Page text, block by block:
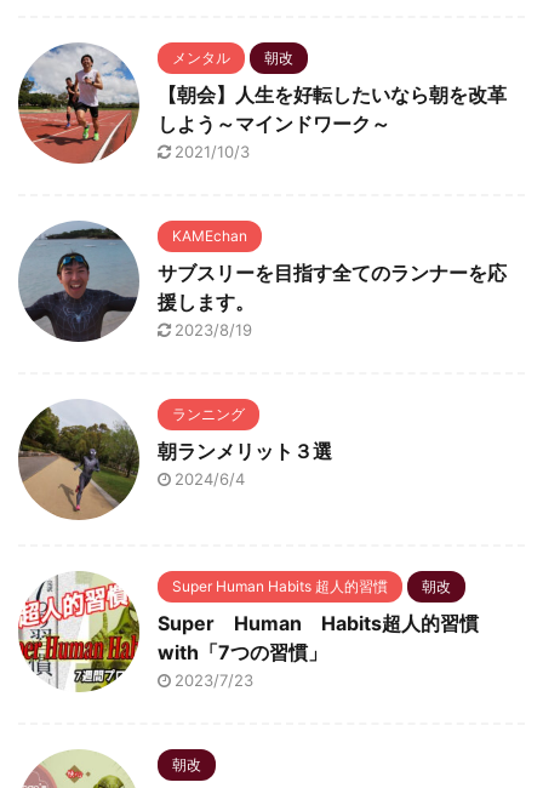
メンタル 朝改
【朝会】人生を好転したいなら朝を改革
しよう～マインドワーク～
2021/10/3
KAMEchan
サブスリーを目指す全てのランナーを応
援します。
2023/8/19
ランニング
朝ランメリット３選
2024/6/4
Super Human Habits 超人的習慣 朝改
Super Human Habits超人的習慣
with「7つの習慣」
2023/7/23
朝改